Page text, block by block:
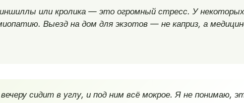
или кролика — это огромный стресс. У некоторых
Выезд на дом для экзотов — не каприз, а
сидит в углу, и под ним всё мокрое. Я не понимаю,